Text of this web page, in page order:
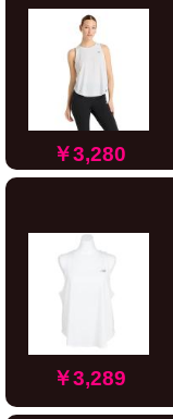
￥3,280
￥3,289